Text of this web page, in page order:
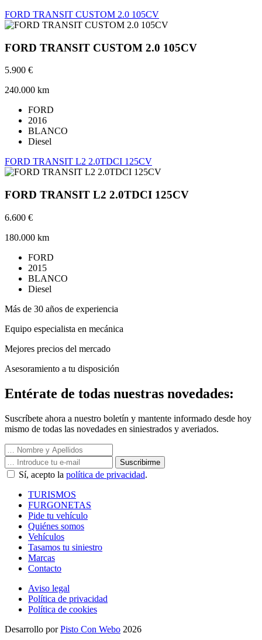
FORD TRANSIT CUSTOM 2.0 105CV
FORD TRANSIT CUSTOM 2.0 105CV
5.900 €
240.000 km
FORD
2016
BLANCO
Diesel
FORD TRANSIT L2 2.0TDCI 125CV
FORD TRANSIT L2 2.0TDCI 125CV
6.600 €
180.000 km
FORD
2015
BLANCO
Diesel
Más de 30 años de experiencia
Equipo especialista en mecánica
Mejores precios del mercado
Asesoramiento a tu disposición
Entérate de todas nuestras novedades:
Suscríbete ahora a nuestro boletín y mantente informado desde hoy
mismo de todas las novedades en siniestrados y averiados.
Suscribirme
Sí, acepto la política de privacidad.
TURISMOS
FURGONETAS
Pide tu vehículo
Quiénes somos
Vehículos
Tasamos tu siniestro
Marcas
Contacto
Aviso legal
Política de privacidad
Política de cookies
Desarrollo porPisto Con Webo 2026